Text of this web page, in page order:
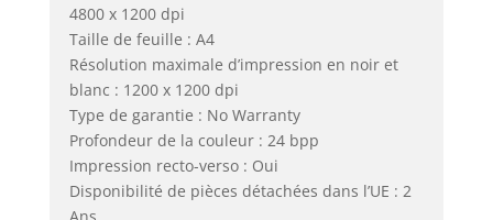
4800 x 1200 dpi
Taille de feuille : A4
Résolution maximale d’impression en noir et
blanc : 1200 x 1200 dpi
Type de garantie : No Warranty
Profondeur de la couleur : 24 bpp
Impression recto-verso : Oui
Disponibilité de pièces détachées dans l’UE : 2
Ans